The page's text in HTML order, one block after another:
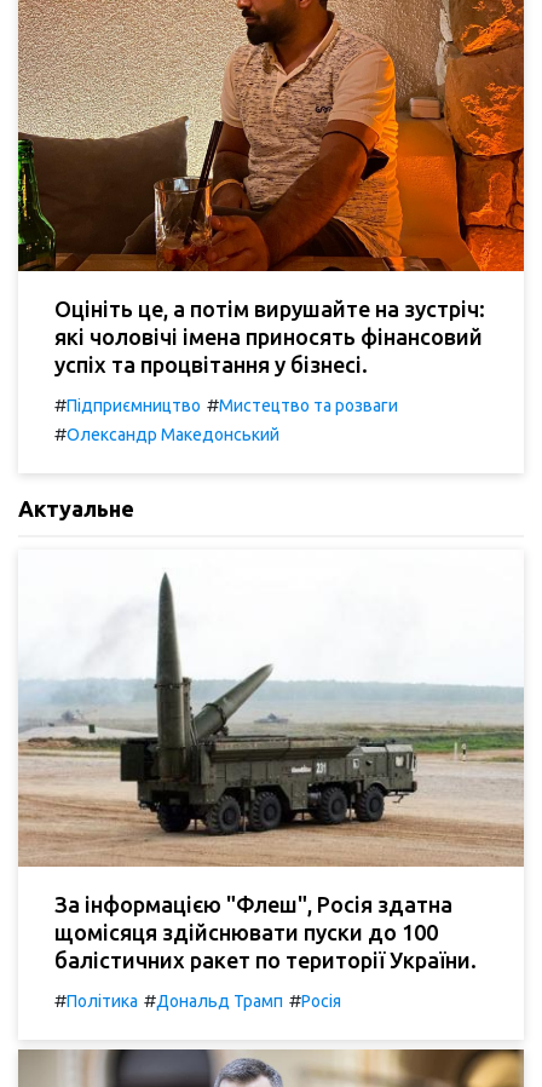
Оцініть це, а потім вирушайте на зустріч:
які чоловічі імена приносять фінансовий
успіх та процвітання у бізнесі.
#Підприємництво #Мистецтво та розваги
#Олександр Македонський
Актуальне
За інформацією "Флеш", Росія здатна
щомісяця здійснювати пуски до 100
балістичних ракет по території України.
#Політика #Дональд Трамп #Росія